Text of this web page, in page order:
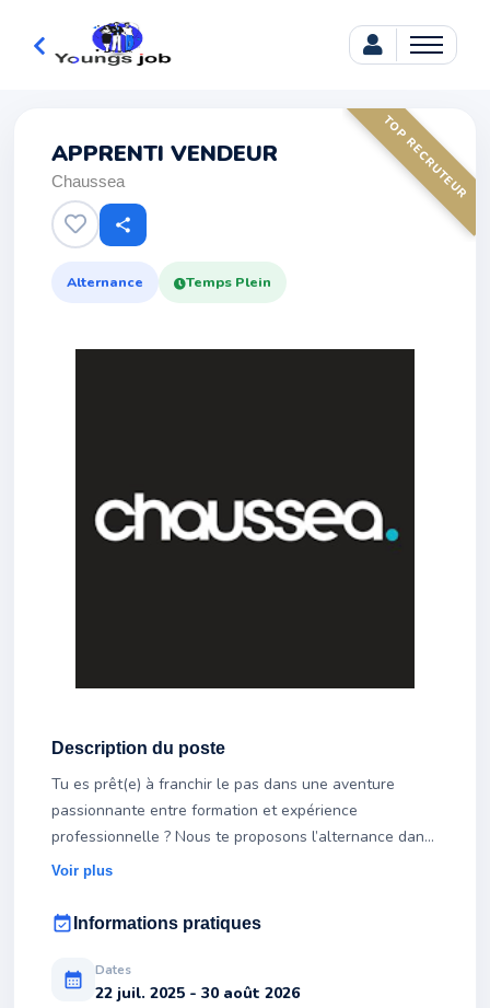
TOP RECRUTEUR
APPRENTI VENDEUR
Chaussea
share
Alternance Temps Plein
Description du poste
Tu es prêt(e) à franchir le pas dans une aventure
passionnante entre formation et expérience
professionnelle ? Nous te proposons l’alternance dans
l’un de nos magasins Chaussea mais également le CFA.
Notre CFA d'entreprise XB Academy, spécialiste de la
Voir plus
event_available Informations pratiques
calendar_month Dates
22 juil. 2025 - 30 août 2026